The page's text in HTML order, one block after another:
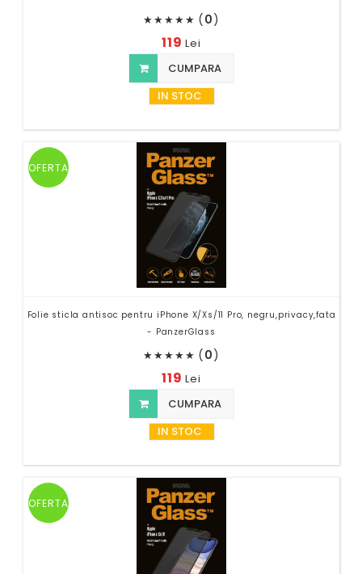
★★★★★ (0)
119Lei
CUMPARA
IN STOC
OFERTA
Folie sticla antisoc pentru iPhone X/Xs/11 Pro, negru,privacy,fata
- PanzerGlass
★★★★★ (0)
119Lei
CUMPARA
IN STOC
OFERTA